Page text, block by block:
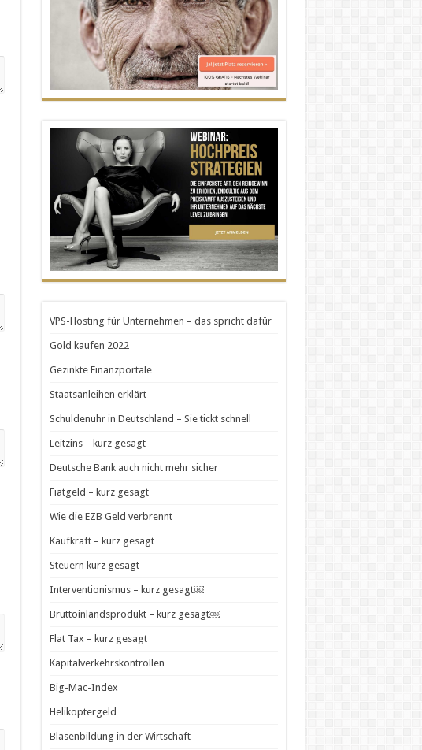
VPS-Hosting für Unternehmen – das spricht dafür
Gold kaufen 2022
Gezinkte Finanzportale
Staatsanleihen erklärt
Schuldenuhr in Deutschland – Sie tickt schnell
Leitzins – kurz gesagt
Deutsche Bank auch nicht mehr sicher
Fiatgeld – kurz gesagt
Wie die EZB Geld verbrennt
Kaufkraft – kurz gesagt
Steuern kurz gesagt
Interventionismus – kurz gesagt￼
Bruttoinlandsprodukt – kurz gesagt￼
Flat Tax – kurz gesagt
Kapitalverkehrskontrollen
Big-Mac-Index
Helikoptergeld
Blasenbildung in der Wirtschaft